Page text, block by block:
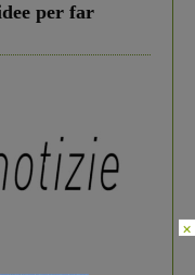
per far
×